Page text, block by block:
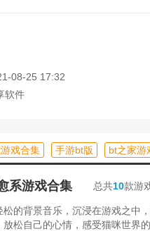
从容开始一场爽快的对决；
带领军队横扫整个混沌世界。
08-25 17:32
软件
戏合集 手游bt版 bt之家游
系游戏合集 总共10款游
的背景音乐，沉浸在游戏之中
松自己的心情，感受猫咪世界